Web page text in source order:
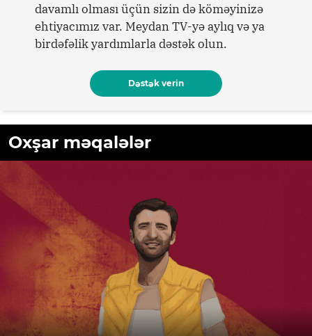
davamlı olması üçün sizin də köməyinizə
ehtiyacımız var. Meydan TV-yə aylıq və ya
birdəfəlik yardımlarla dəstək olun.
Dəstək verin
Oxşar məqalələr